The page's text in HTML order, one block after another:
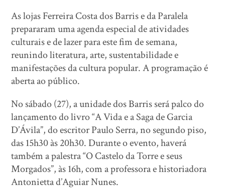
As lojas Ferreira Costa dos Barris e da Paralela
prepararam uma agenda especial de atividades
culturais e de lazer para este fim de semana,
reunindo literatura, arte, sustentabilidade e
manifestações da cultura popular. A programação é
aberta ao público.
No sábado (27), a unidade dos Barris será palco do
lançamento do livro “A Vida e a Saga de Garcia
D’Ávila”, do escritor Paulo Serra, no segundo piso,
das 15h30 às 20h30. Durante o evento, haverá
também a palestra “O Castelo da Torre e seus
Morgados”, às 16h, com a professora e historiadora
Antonietta d’Aguiar Nunes.